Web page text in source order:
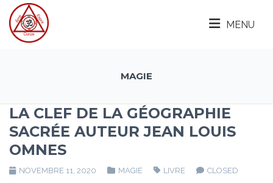
MENU
MAGIE
LA CLEF DE LA GÉOGRAPHIE
SACRÉE AUTEUR JEAN LOUIS
OMNES
NOVEMBRE 11, 2020 MAGIE LIVRE CLOSED